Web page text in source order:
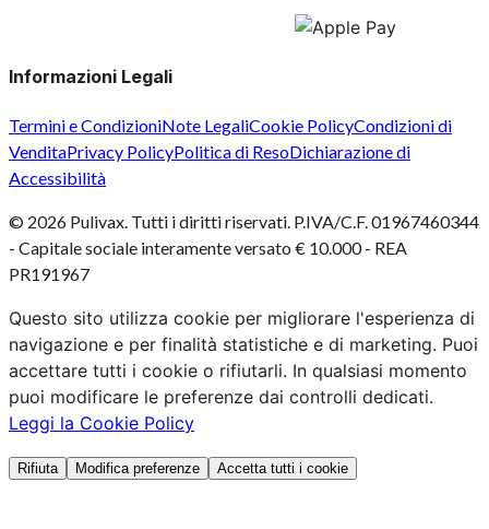
Informazioni Legali
Termini e CondizioniNote LegaliCookie PolicyCondizioni di
VenditaPrivacy PolicyPolitica di ResoDichiarazione di
Accessibilità
© 2026 Pulivax. Tutti i diritti riservati. P.IVA/C.F. 01967460344
- Capitale sociale interamente versato € 10.000 - REA
PR191967
Questo sito utilizza cookie per migliorare l'esperienza di
navigazione e per finalità statistiche e di marketing. Puoi
accettare tutti i cookie o rifiutarli. In qualsiasi momento
puoi modificare le preferenze dai controlli dedicati.
Leggi la Cookie Policy
Rifiuta Modifica preferenze Accetta tutti i cookie